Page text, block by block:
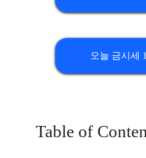
오늘 금시세
Table of